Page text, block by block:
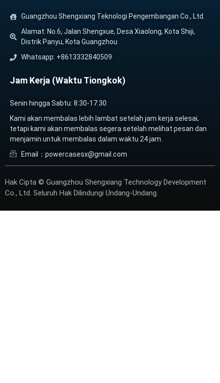
Guangzhou Shengxiang Teknologi Pengembangan Co., Ltd.
Alamat: No.6, Jalan Shengxue, Desa Xiaolong, Kota Shiji,
Distrik Panyu, Kota Guangzhou
Whatsapp: +8613332840509
Jam Kerja (Waktu Tiongkok)
Senin hingga Sabtu: 8:30-17:30
Kami akan membalas lebih lambat setelah jam kerja selesai,
tetapi kami akan membalas segera setelah melihat pesan dan
menjamin untuk membalas dalam waktu 24 jam.
Email：powercasesx@gmail.com
Hak Cipta © Guangzhou Shengxiang Technology Development
Co., Ltd. Seluruh Hak Dilindungi Undang-Undang.